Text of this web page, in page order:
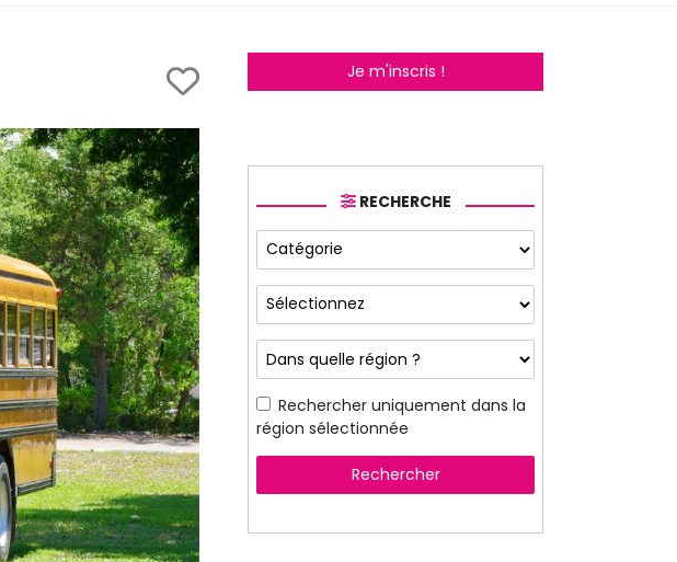
Je m'inscris !
RECHERCHE
Rechercher uniquement dans la
région sélectionnée
Rechercher